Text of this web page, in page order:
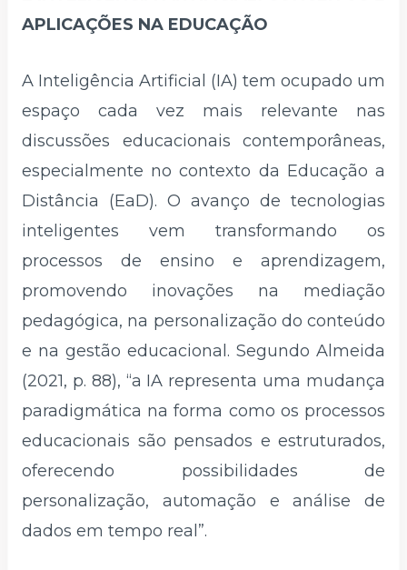
APLICAÇÕES NA EDUCAÇÃO
A Inteligência Artificial (IA) tem ocupado um
espaço cada vez mais relevante nas
discussões educacionais contemporâneas,
especialmente no contexto da Educação a
Distância (EaD). O avanço de tecnologias
inteligentes vem transformando os
processos de ensino e aprendizagem,
promovendo inovações na mediação
pedagógica, na personalização do conteúdo
e na gestão educacional. Segundo Almeida
(2021, p. 88), “a IA representa uma mudança
paradigmática na forma como os processos
educacionais são pensados e estruturados,
oferecendo possibilidades de
personalização, automação e análise de
dados em tempo real”.